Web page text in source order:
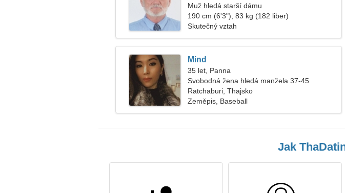
Muž hledá starší dámu
190 cm (6'3"), 83 kg (182 liber)
Skutečný vztah
Mind
35 let, Panna
Svobodná žena hledá manžela 37-45
Ratchaburi, Thajsko
Zeměpis, Baseball
Jak